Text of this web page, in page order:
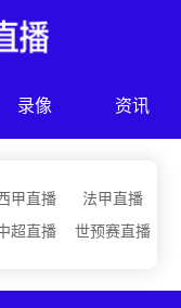
录像 资讯
甲直播
法甲直播
超直播 世预赛直播